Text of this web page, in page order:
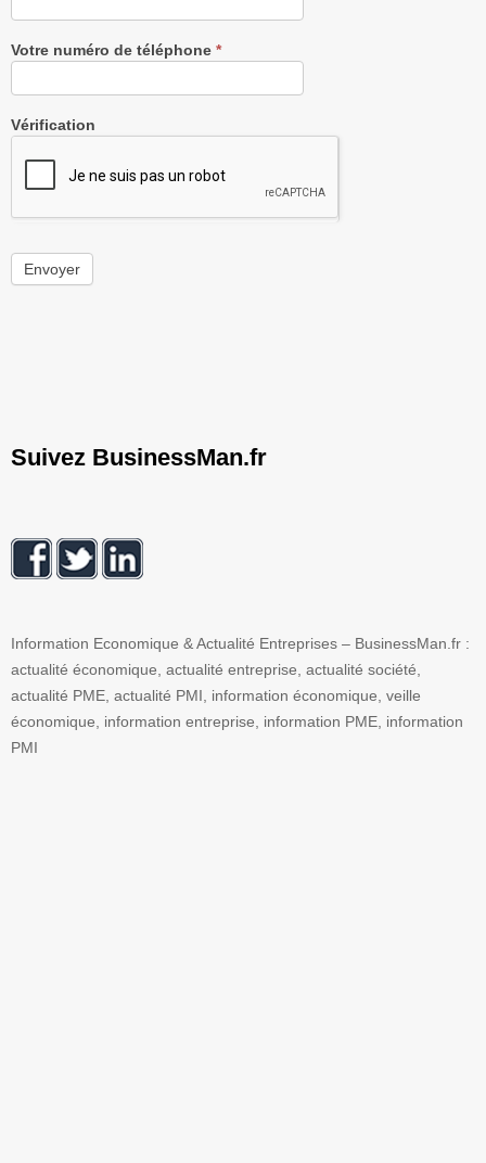
Votre numéro de téléphone *
Vérification
Envoyer
Suivez BusinessMan.fr
Information Economique & Actualité Entreprises – BusinessMan.fr :
actualité économique, actualité entreprise, actualité société,
actualité PME, actualité PMI, information économique, veille
économique, information entreprise, information PME, information
PMI